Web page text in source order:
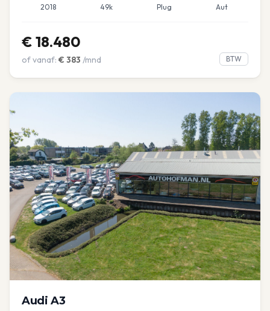
2018 49k Plug Aut
€ 18.480
of vanaf: € 383 /mnd BTW
Audi A3